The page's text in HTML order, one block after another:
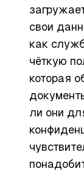
свои
как
чёткую
которая
ли они